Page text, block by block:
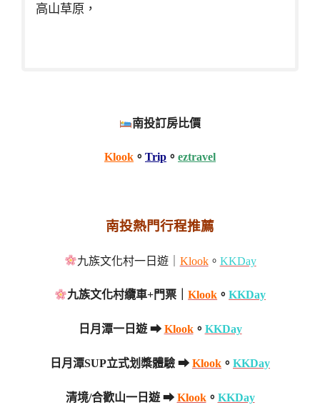
高山草原，
南投訂房比價
Klook 。 Trip 。 eztravel
南投熱門行程推薦
九族文化村一日遊｜ Klook。 KKDay
九族文化村纜車+門票｜Klook 。KKDay
日月潭一日遊 ➡ Klook。 KKDay
日月潭SUP立式划槳體驗 ➡ Klook 。 KKDay
清境/合歡山一日遊 ➡ Klook。 KKDay